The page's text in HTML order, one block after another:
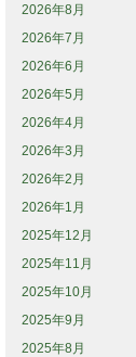
2026年8月
2026年7月
2026年6月
2026年5月
2026年4月
2026年3月
2026年2月
2026年1月
2025年12月
2025年11月
2025年10月
2025年9月
2025年8月